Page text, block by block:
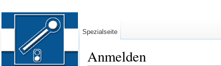
Anmelden
Spezialseite